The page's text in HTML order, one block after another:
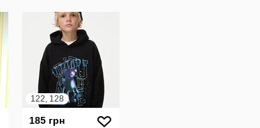
122, 128
185 грн